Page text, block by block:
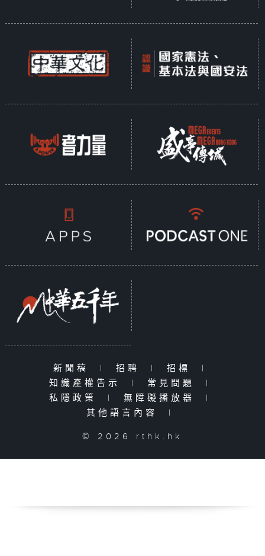
新聞稿 | 招聘 | 招標
|
知識產權告示
| 常見問題
|
私隱政策
| 無障礙播放器
|
其他語言內容
|
© 2026 rthk.hk